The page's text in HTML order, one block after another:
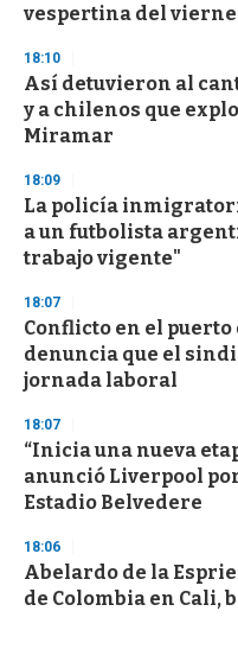
vespertina del
18:10
Así detuvieron al
y a chilenos que
Miramar
18:09
La policía
a un futbolista
trabajo vigente"
18:07
Conflicto en el puerto
denuncia que el
jornada laboral
18:07
“Inicia una nueva
anunció Liverpool
Estadio Belvedere
18:06
Abelardo de la
de Colombia en Cali,